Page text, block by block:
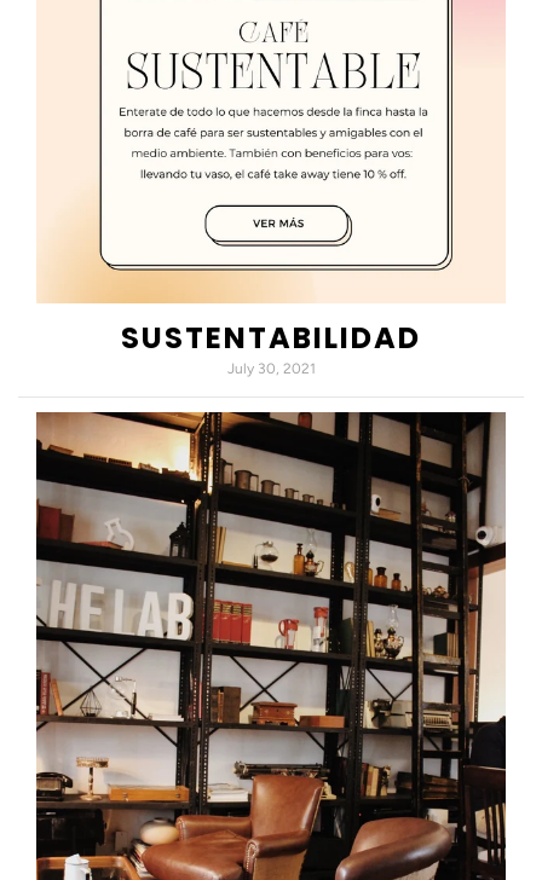
SUSTENTABILIDAD
July 30, 2021